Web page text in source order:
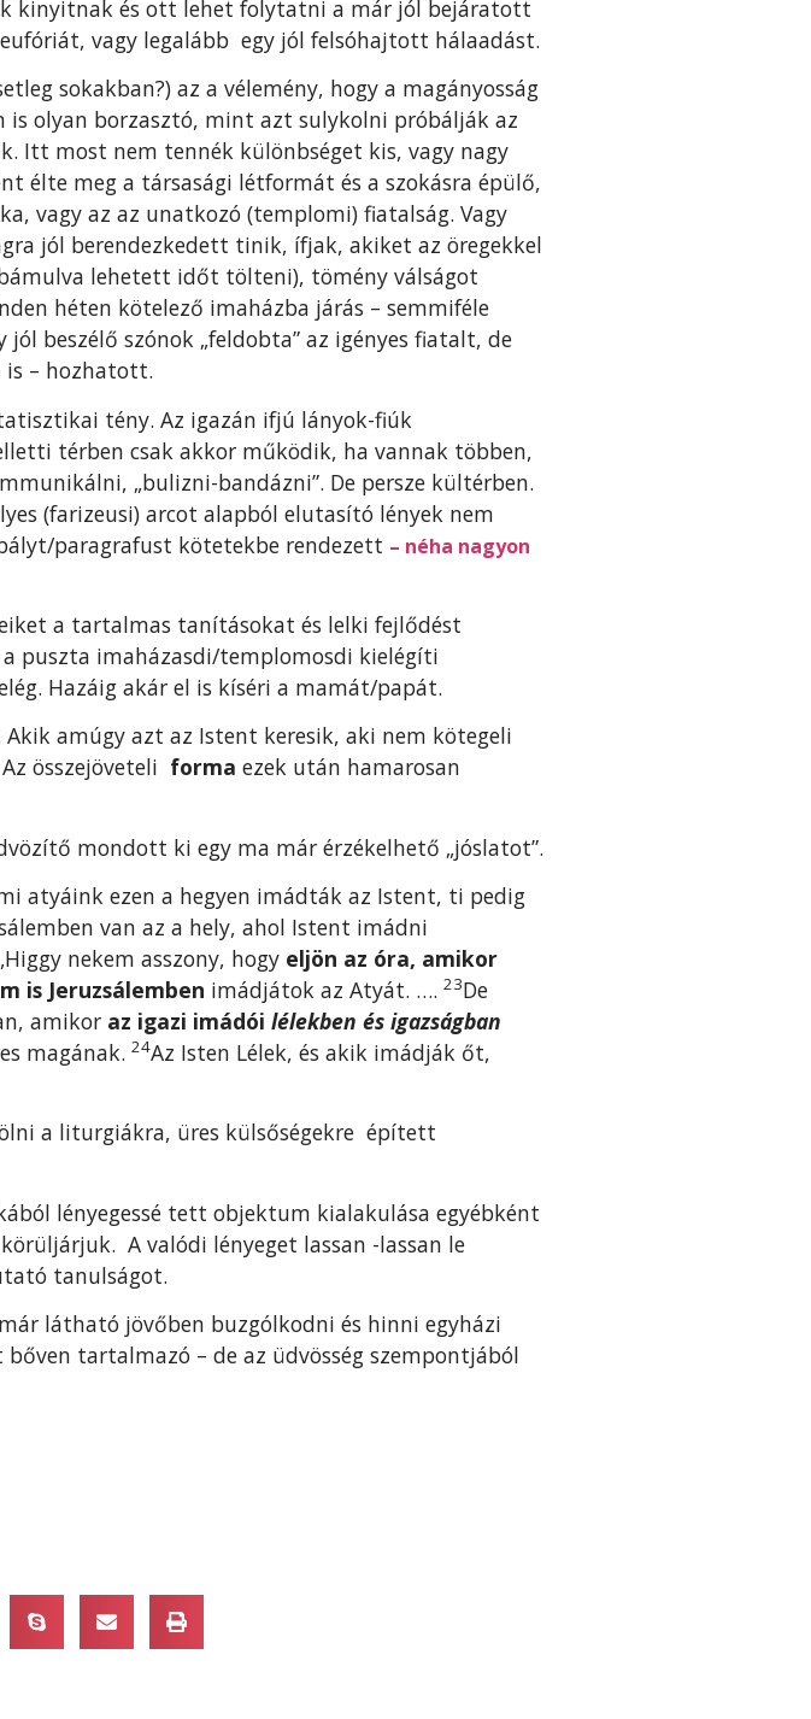
kinyitnak és ott lehet folytatni a már jól bejáratott
vagy legalább egy jól felsóhajtott hálaadást.
sokakban?) az a vélemény, hogy a magányosság
is olyan borzasztó, mint azt sulykolni próbálják az
Itt most nem tennék különbséget kis, vagy nagy
élte meg a társasági létformát és a szokásra épülő,
vagy az az unatkozó (templomi) fiatalság. Vagy
jól berendezkedett tinik, ífjak, akiket az öregekkel
lehetett időt tölteni), tömény válságot
héten kötelező imaházba járás – semmiféle
beszélő szónok „feldobta” az igényes fiatalt, de
is – hozhatott.
tény. Az igazán ifjú lányok-fiúk
térben csak akkor működik, ha vannak többen,
„bulizni-bandázni”. De persze kültérben.
(farizeusi) arcot alapból elutasító lények nem
paragrafust kötetekbe rendezett – néha nagyon
a tartalmas tanításokat és lelki fejlődést
puszta imaházasdi/templomosdi kielégíti
Hazáig akár el is kíséri a mamát/papát.
amúgy azt az Istent keresik, aki nem kötegeli
összejöveteli forma ezek után hamarosan
mondott ki egy ma már érzékelhető „jóslatot”.
atyáink ezen a hegyen imádták az Istent, ti pedig
van az a hely, ahol Istent imádni
nekem asszony, hogy eljön az óra, amikor
is Jeruzsálemben imádjátok az Atyát. …. 23De
amikor az igazi imádói lélekben és igazságban
magának. 24Az Isten Lélek, és akik imádják őt,
a liturgiákra, üres külsőségekre épített
lényegessé tett objektum kialakulása egyébként
A valódi lényeget lassan -lassan le
tanulságot.
látható jövőben buzgólkodni és hinni egyházi
tartalmazó – de az üdvösség szempontjából